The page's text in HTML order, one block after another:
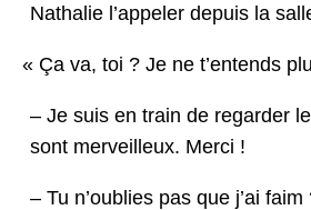
Nathalie l’ap­pel­er depuis la
« Ça va, toi ? Je ne t’en­tends
– Je suis en train de regarder
sont mer­veilleux. Merci !
– Tu n’ou­blies pas que j’ai faim